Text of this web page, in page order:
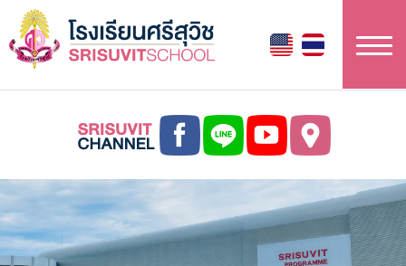
ยัง
เนื้อหา